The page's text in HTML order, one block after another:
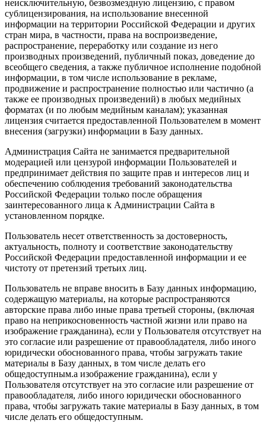
неисключительную, безвозмездную лицензию, с правом
сублицензирования, на использование внесенной
информации на территории Российской Федерации и других
стран мира, в частности, права на воспроизведение,
распространение, переработку или создание из него
производных произведений, публичный показ, доведение до
всеобщего сведения, а также публичное исполнение подобной
информации, в том числе использование в рекламе,
продвижение и распространение полностью или частично (а
также ее производных произведений) в любых медийных
форматах (и по любым медийным каналам); указанная
лицензия считается предоставленной Пользователем в момент
внесения (загрузки) информации в Базу данных.
Администрация Сайта не занимается предварительной
модерацией или цензурой информации Пользователей и
предпринимает действия по защите прав и интересов лиц и
обеспечению соблюдения требований законодательства
Российской Федерации только после обращения
заинтересованного лица к Администрации Сайта в
установленном порядке.
Пользователь несет ответственность за достоверность,
актуальность, полноту и соответствие законодательству
Российской Федерации предоставленной информации и ее
чистоту от претензий третьих лиц.
Пользователь не вправе вносить в Базу данных информацию,
содержащую материалы, на которые распространяются
авторские права либо иные права третьей стороны, (включая
право на неприкосновенность частной жизни или право на
изображение гражданина), если у Пользователя отсутствует на
это согласие или разрешение от правообладателя, либо иного
юридически обоснованного права, чтобы загружать такие
материалы в Базу данных, в том числе делать его
общедоступным.а изображение гражданина), если у
Пользователя отсутствует на это согласие или разрешение от
правообладателя, либо иного юридически обоснованного
права, чтобы загружать такие материалы в Базу данных, в том
числе делать его общедоступным.